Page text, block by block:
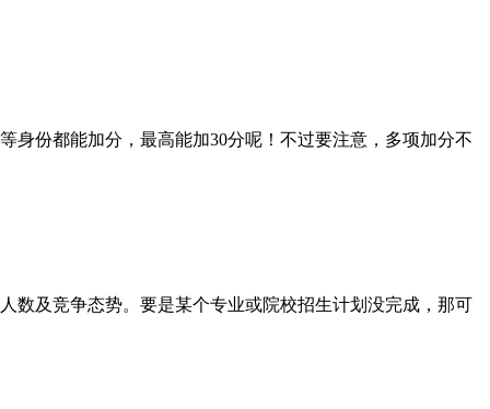
份都能加分，最高能加30分呢！不过要注意，多项加分不
及竞争态势。要是某个专业或院校招生计划没完成，那可